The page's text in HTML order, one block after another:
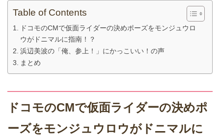
Table of Contents
ドコモのCMで仮面ライダーの決めポーズをモンジュウロ
ウがドニマルに指南！？
浜辺美波の「俺、参上！」にかっこいい！の声
まとめ
ドコモのCMで仮面ライダーの決めポ
ーズをモンジュウロウがドニマルに